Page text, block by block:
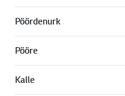
Pöördenurk
Pööre
Kalle